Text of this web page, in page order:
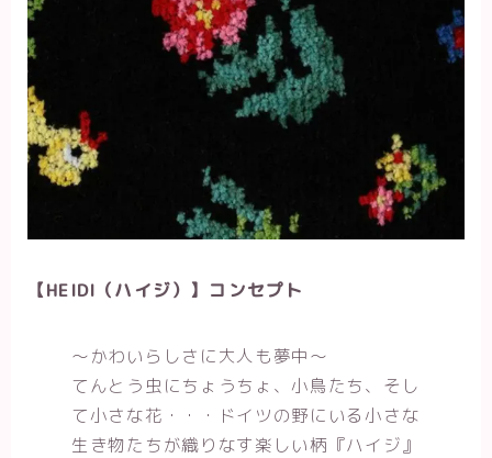
【HEIDI（ハイジ）】コンセプト
～かわいらしさに大人も夢中～
てんとう虫にちょうちょ、小鳥たち、そし
て小さな花・・・ドイツの野にいる小さな
生き物たちが織りなす楽しい柄『ハイジ』